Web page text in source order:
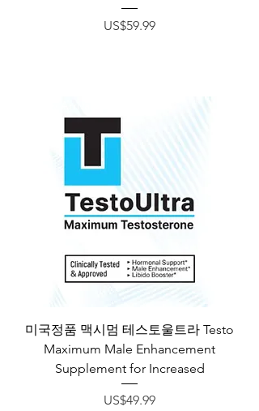
가격
US$59.99
미국정품 맥시멈 테스토울트라 Testo
Maximum Male Enhancement
Supplement for Increased
가격
US$49.99